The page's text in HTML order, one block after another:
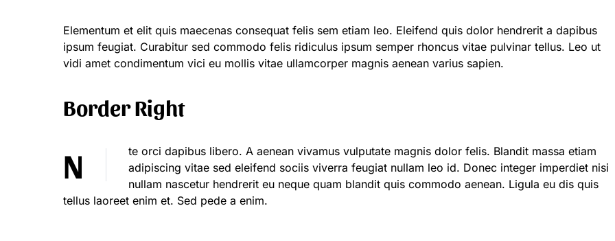
Elementum et elit quis maecenas consequat felis sem etiam leo. Eleifend quis dolor hendrerit a dapibus
ipsum feugiat. Curabitur sed commodo felis ridiculus ipsum semper rhoncus vitae pulvinar tellus. Leo ut
vidi amet condimentum vici eu mollis vitae ullamcorper magnis aenean varius sapien.
Border Right
Nte orci dapibus libero. A aenean vivamus vulputate magnis dolor felis. Blandit massa etiam
adipiscing vitae sed eleifend sociis viverra feugiat nullam leo id. Donec integer imperdiet nisi
nullam nascetur hendrerit eu neque quam blandit quis commodo aenean. Ligula eu dis quis
tellus laoreet enim et. Sed pede a enim.